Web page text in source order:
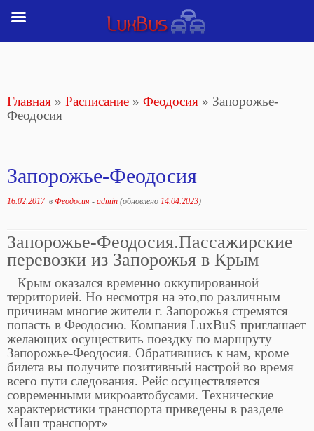
Главная » Расписание » Феодосия » Запорожье-
Феодосия
Запорожье-Феодосия
16.02.2017в Феодосия - admin (обновлено 14.04.2023)
Запорожье-Феодосия.Пассажирские
перевозки из Запорожья в Крым
Крым оказался временно оккупированной
территорией. Но несмотря на это,по различным
причинам многие жители г. Запорожья стремятся
попасть в Феодосию. Компания LuxBuS приглашает
желающих осуществить поездку по маршруту
Запорожье-Феодосия. Обратившись к нам, кроме
билета вы получите позитивный настрой во время
всего пути следования. Рейс осуществляется
современными микроавтобусами. Технические
характеристики транспорта приведены в разделе
«Наш транспорт»